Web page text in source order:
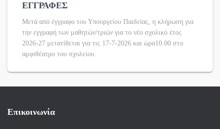
ΕΓΓΡΑΦΕΣ
Μετά από έγγραφο του Υπουργείου Παιδείας, η κλήρωση για
την εγγραφή των μαθητών/τριών για το νέο σχολικό έτος
2026-27 μετατίθεται για τις 17-7-2026 και ώρα10.00 στο
αμφιθέατρο του σχολείου.
Επικοινωνία